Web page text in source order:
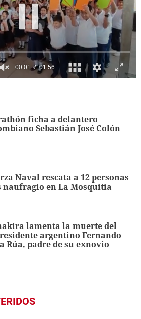
ficha a delantero
Sebastián José Colón
Naval rescata a 12 personas
naufragio en La Mosquitia
lamenta la muerte del
argentino Fernando
Rúa, padre de su exnovio